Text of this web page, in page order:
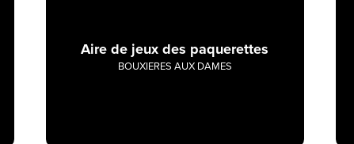
Aire de jeux des paquerettes
BOUXIERES AUX DAMES